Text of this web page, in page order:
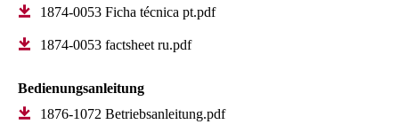
1874-0053 Ficha técnica pt.pdf
1874-0053 factsheet ru.pdf
Bedienungsanleitung
1876-1072 Betriebsanleitung.pdf